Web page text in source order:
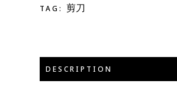
TAG: 剪刀
DESCRIPTION